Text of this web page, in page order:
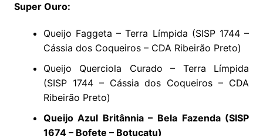
Super Ouro:
Queijo Faggeta – Terra Límpida (SISP 1744 –
Cássia dos Coqueiros – CDA Ribeirão Preto)
Queijo Querciola Curado – Terra Límpida
(SISP 1744 – Cássia dos Coqueiros – CDA
Ribeirão Preto)
Queijo Azul Britânnia – Bela Fazenda (SISP
1674 – Bofete – Botucatu)